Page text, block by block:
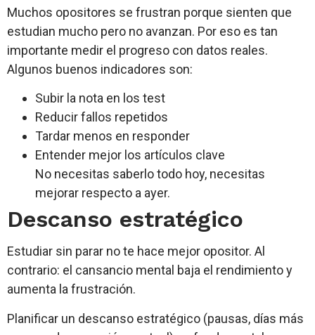
Muchos opositores se frustran porque sienten que
estudian mucho pero no avanzan. Por eso es tan
importante medir el progreso con datos reales.
Algunos buenos indicadores son:
Subir la nota en los test
Reducir fallos repetidos
Tardar menos en responder
Entender mejor los artículos clave
No necesitas saberlo todo hoy, necesitas
mejorar respecto a ayer.
Descanso estratégico
Estudiar sin parar no te hace mejor opositor. Al
contrario: el cansancio mental baja el rendimiento y
aumenta la frustración.
Planificar un descanso estratégico (pausas, días más